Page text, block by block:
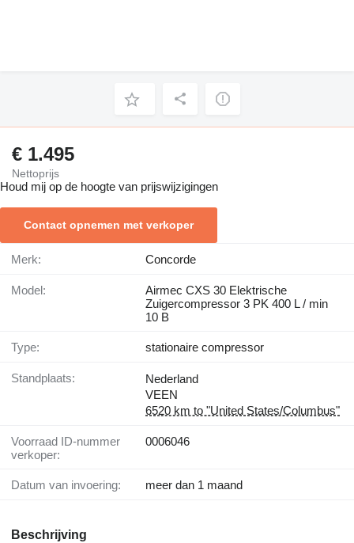
€ 1.495
Nettoprijs
Houd mij op de hoogte van prijswijzigingen
Contact opnemen met verkoper
Merk: Concorde
Model:
Airmec CXS 30 Elektrische
Zuigercompressor 3 PK 400 L / min
10 B
Type: stationaire compressor
Standplaats:
Nederland
VEEN
6520 km to "United States/Columbus"
Voorraad ID-nummer
verkoper:
0006046
Datum van invoering: meer dan 1 maand
Beschrijving